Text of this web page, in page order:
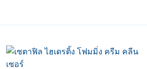
ชื้น
เครื่องสำอางและสิ่งสกปรก
บนผิว
ผิวมัน
ผิวแพ้ของคนออกกำลังกาย
รีมูฟจุดด่างดำ ปรับสีผิวไม่
สม่ำเสมอ
5 เหตุผลที่คุณจ
การอ่านฉลาก